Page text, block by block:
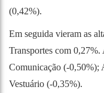
(0,42%).
Em seguida vieram as
Transportes com 0,27%.
Comunicação (-0,50%);
Vestuário (-0,35%).